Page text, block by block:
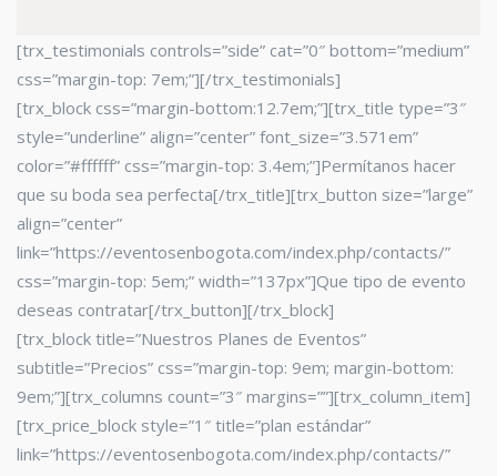
[trx_testimonials controls=”side” cat=”0″ bottom=”medium”
css=”margin-top: 7em;”][/trx_testimonials]
[trx_block css=”margin-bottom:12.7em;”][trx_title type=”3″
style=”underline” align=”center” font_size=”3.571em”
color=”#ffffff” css=”margin-top: 3.4em;”]Permítanos hacer
que su boda sea perfecta[/trx_title][trx_button size=”large”
align=”center”
link=”https://eventosenbogota.com/index.php/contacts/”
css=”margin-top: 5em;” width=”137px”]Que tipo de evento
deseas contratar[/trx_button][/trx_block]
[trx_block title=”Nuestros Planes de Eventos”
subtitle=”Precios” css=”margin-top: 9em; margin-bottom:
9em;”][trx_columns count=”3″ margins=””][trx_column_item]
[trx_price_block style=”1″ title=”plan estándar”
link=”https://eventosenbogota.com/index.php/contacts/”